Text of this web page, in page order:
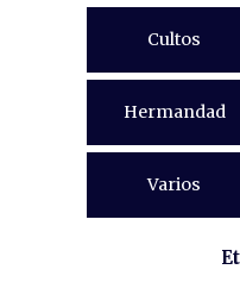
Cultos
Hermandad
Varios